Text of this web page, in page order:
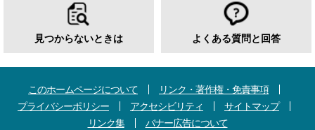
見つからないときは よくある質問と回答
このホームページについて
リンク・著作権・免責事項
プライバシーポリシー
アクセシビリティ
サイトマップ
リンク集
バナー広告について